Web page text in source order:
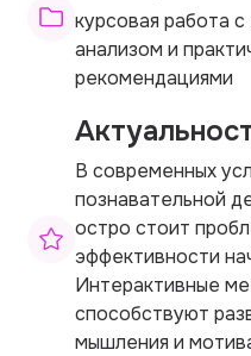
курсовая работа
анализом и
рекомендациями
В современных
познавательной
остро стоит
эффективности
Интерактивные
способствуют
мышления и